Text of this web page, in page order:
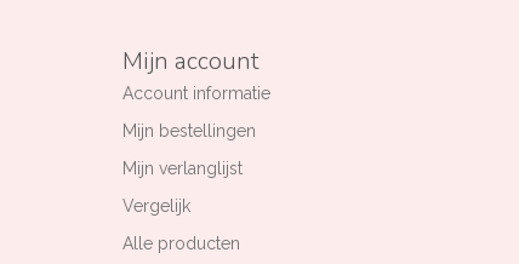
Mijn account
Account informatie
Mijn bestellingen
Mijn verlanglijst
Vergelijk
Alle producten